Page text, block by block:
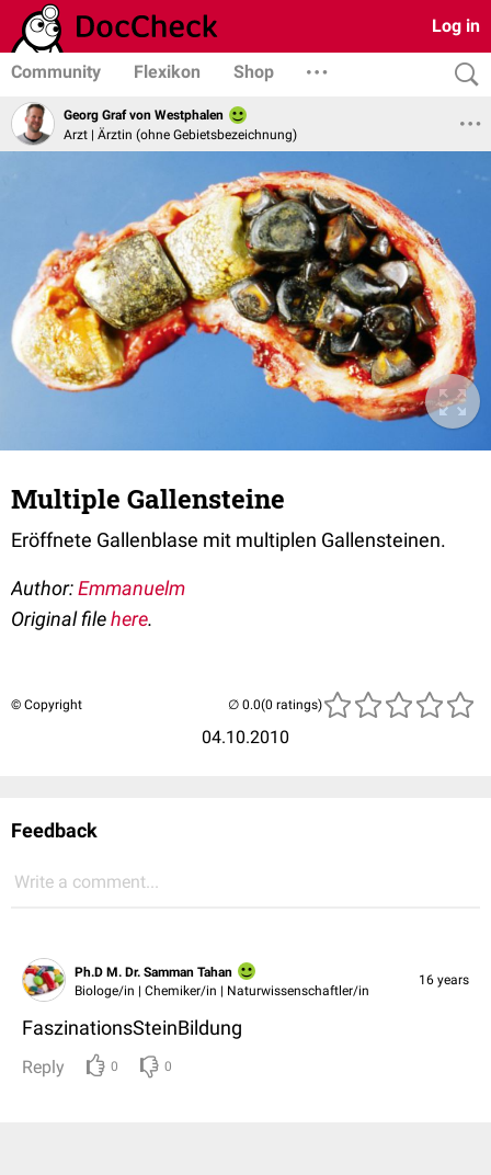
Log in
Community Flexikon Shop
Georg Graf von Westphalen
Arzt | Ärztin (ohne Gebietsbezeichnung)
Multiple Gallensteine
Eröffnete Gallenblase mit multiplen Gallensteinen.
Author:Emmanuelm
Original filehere.
© Copyright
04.10.2010
(0 ratings)
Feedback
Write a comment...
Ph.D M. Dr. Samman Tahan
Biologe/in | Chemiker/in | Naturwissenschaftler/in
16 years
FaszinationsSteinBildung
Reply 0 0